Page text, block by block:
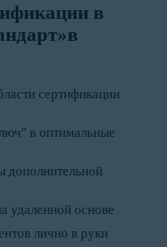
в
сертификации
в оптимальные
дополнительной
удаленной основе
лично в руки